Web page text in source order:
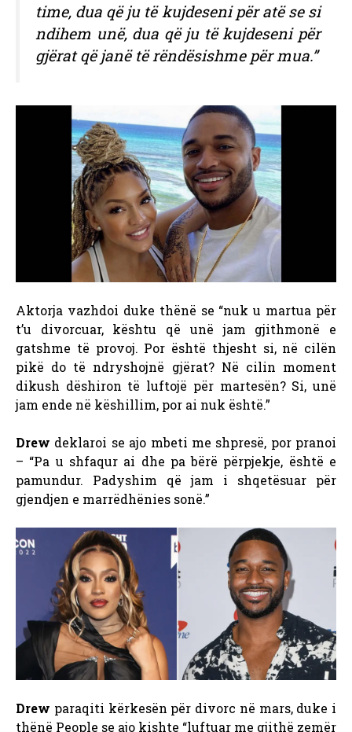
time, dua që ju të kujdeseni për atë se si
ndihem unë, dua që ju të kujdeseni për
gjërat që janë të rëndësishme për mua.”
Aktorja vazhdoi duke thënë se “nuk u martua për
t’u divorcuar, kështu që unë jam gjithmonë e
gatshme të provoj. Por është thjesht si, në cilën
pikë do të ndryshojnë gjërat? Në cilin moment
dikush dëshiron të luftojë për martesën? Si, unë
jam ende në këshillim, por ai nuk është.”
Drew deklaroi se ajo mbeti me shpresë, por pranoi
– “Pa u shfaqur ai dhe pa bërë përpjekje, është e
pamundur. Padyshim që jam i shqetësuar për
gjendjen e marrëdhënies sonë.”
Drew paraqiti kërkesën për divorc në mars, duke i
thënë People se ajo kishte “luftuar me gjithë zemër